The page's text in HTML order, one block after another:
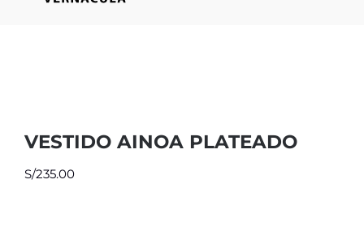
VESTIDO AINOA PLATEADO
S/235.00